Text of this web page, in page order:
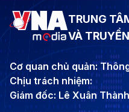
TRUNG
VÀ
Cơ quan chủ quản:
Chịu trách nhiệm:
Giám đốc: Lê Xuân Thành